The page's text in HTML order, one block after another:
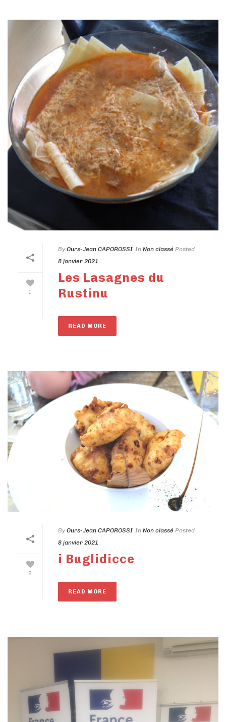
1
ByOurs-Jean CAPOROSSI In Non classé Posted
8 janvier 2021
Les Lasagnes du
Rustinu
READ MORE
8
ByOurs-Jean CAPOROSSI In Non classé Posted
8 janvier 2021
i Buglidicce
READ MORE